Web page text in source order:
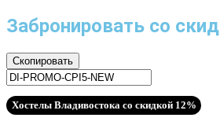
Забронировать со
Скопировать
Хостелы Владивостока со скидкой 12%